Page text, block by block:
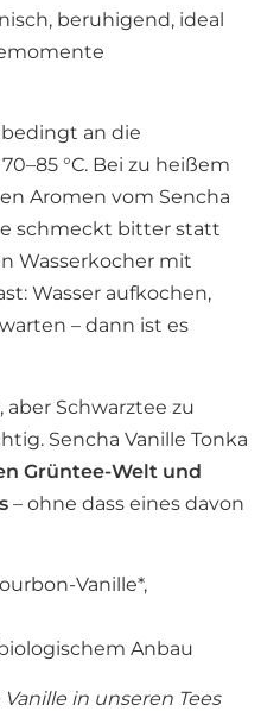
beruhigend, ideal
an die
°C. Bei zu heißem
Aromen vom Sencha
schmeckt bitter statt
Wasserkocher mit
Wasser aufkochen,
– dann ist es
aber Schwarztee zu
Sencha Vanille Tonka
Grüntee-Welt und
– ohne dass eines davon
Vanille*,
Anbau
in unseren Tees